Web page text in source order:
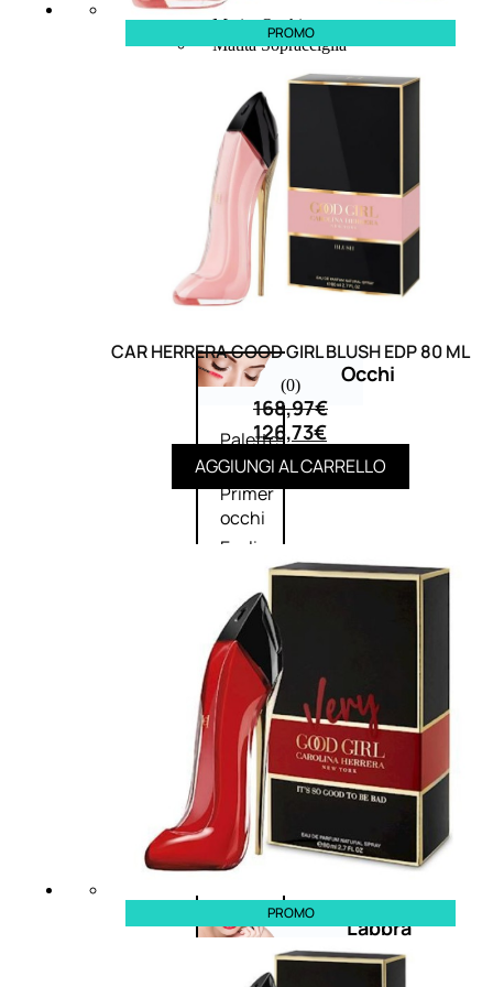
Bb E Cc Cream
Matita Occhi
Matita Sopracciglia
Rossetto
Matita Labbra
Gloss
Smalto
Smalto Effetti Speciali
Solventi Unghie
Occhi
Palette
occhi
Primer
occhi
Eyeliner
Mascara
Matita
occhi
Antiocchiaie
e correttori
Matita
sopracciglia
Mascara
sopracciglia
Fissante
sopracciglia
Labbra
PROMO
CAR HERRERA GOOD GIRL BLUSH EDP 80 ML
(0)
168,97€
126,73€
AGGIUNGI AL CARRELLO
PROMO